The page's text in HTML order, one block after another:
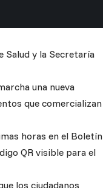
Salud y la Secretaría
una nueva
que comercializan
horas en el Boletín
QR visible para el
los ciudadanos